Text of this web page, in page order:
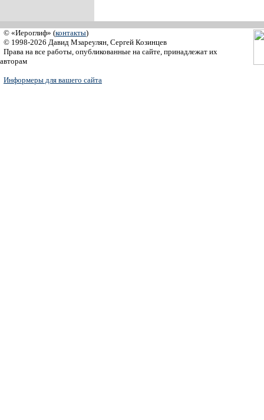
© «Иероглиф» (контакты)
© 1998-2026 Давид Мзареулян, Сергей Козинцев
Права на все работы, опубликованные на сайте, принадлежат их
авторам
Информеры для вашего сайта